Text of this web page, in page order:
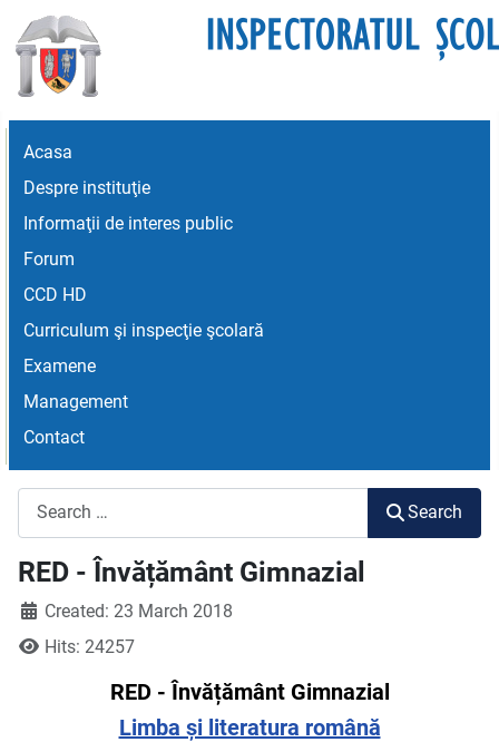
Acasa
Despre instituţie
Informaţii de interes public
Forum
CCD HD
Curriculum şi inspecţie şcolară
Examene
Management
Contact
Search
RED - Învățământ Gimnazial
Created: 23 March 2018
Hits: 24257
RED - Învățământ Gimnazial
Limba și literatura română